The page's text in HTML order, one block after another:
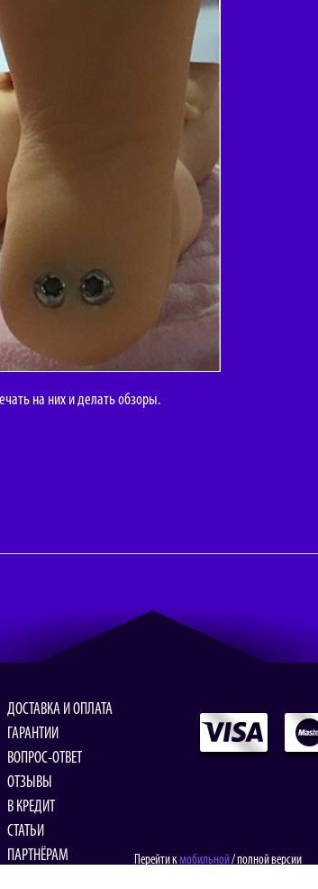
на них и делать обзоры.
Перейти кмобильной/ полной версии
ДОСТАВКА И ОПЛАТА
ГАРАНТИИ
ВОПРОС-ОТВЕТ
ОТЗЫВЫ
В КРЕДИТ
СТАТЬИ
ПАРТНЁРАМ